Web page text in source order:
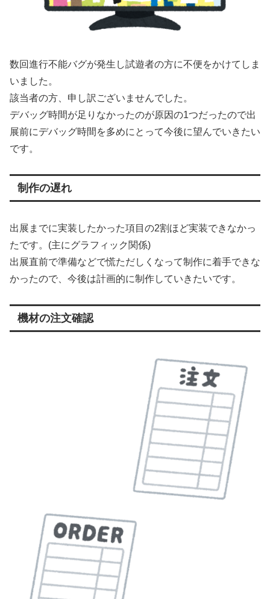
数回進行不能バグが発生し試遊者の方に不便をかけてしま
いました。
該当者の方、申し訳ございませんでした。
デバッグ時間が足りなかったのが原因の1つだったので出
展前にデバッグ時間を多めにとって今後に望んでいきたい
です。
制作の遅れ
出展までに実装したかった項目の2割ほど実装できなかっ
たです。(主にグラフィック関係)
出展直前で準備などで慌ただしくなって制作に着手できな
かったので、今後は計画的に制作していきたいです。
機材の注文確認